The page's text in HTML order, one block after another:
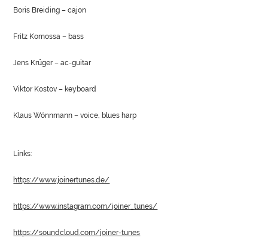
Boris Breiding – cajon
Fritz Komossa – bass
Jens Krüger – ac-guitar
Viktor Kostov – keyboard
Klaus Wönnmann – voice, blues harp
Links:
https://www.joinertunes.de/
https://www.instagram.com/joiner_tunes/
https://soundcloud.com/joiner-tunes